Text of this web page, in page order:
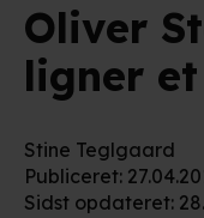
Oliver
ligner
Stine Teglgaard
Publiceret:
Sidst opdateret: